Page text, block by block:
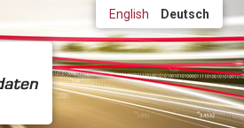
English Deutsch